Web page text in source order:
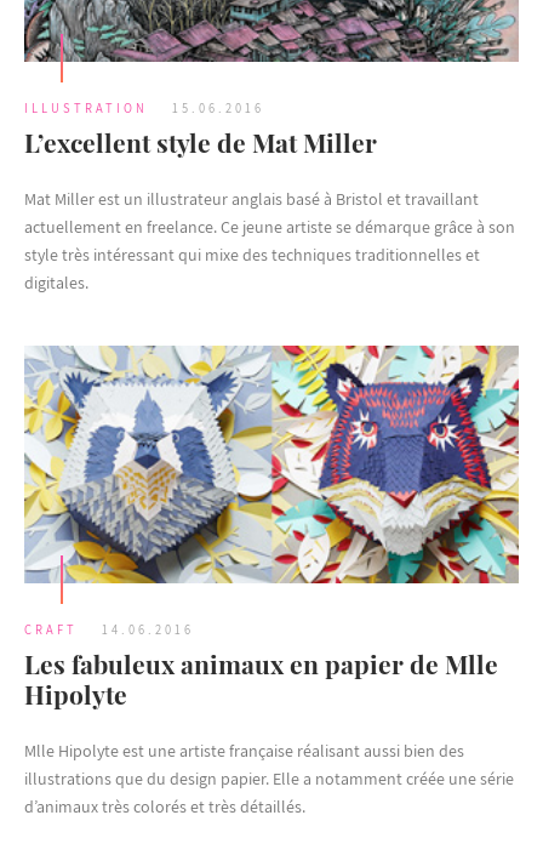
ILLUSTRATION 15.06.2016
L’excellent style de Mat Miller
Mat Miller est un illustrateur anglais basé à Bristol et travaillant
actuellement en freelance. Ce jeune artiste se démarque grâce à son
style très intéressant qui mixe des techniques traditionnelles et
digitales.
CRAFT 14.06.2016
Les fabuleux animaux en papier de Mlle
Hipolyte
Mlle Hipolyte est une artiste française réalisant aussi bien des
illustrations que du design papier. Elle a notamment créée une série
d’animaux très colorés et très détaillés.